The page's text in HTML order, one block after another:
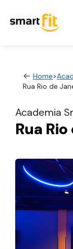
Home>
Rua Rio de
Academia
Rua